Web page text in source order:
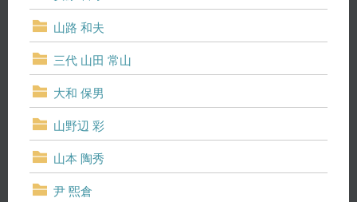
山路 和夫
三代 山田 常山
大和 保男
山野辺 彩
山本 陶秀
尹 煕倉